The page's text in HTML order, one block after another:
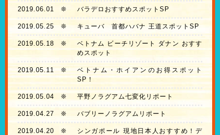
2019.06.01 ❊ バラデロおすすめスポットSP
2019.05.25 ❊ キューバ 首都ハバナ 王道スポットSP
2019.05.18 ❊
ベトナム ビーチリゾート ダナン おすす
めスポット
2019.05.11 ❊
ベトナム・ホイアンのお得スポット
SP！
2019.05.04 ❊ 平野ノラグアム七変化リポート
2019.04.27 ❊ バブリーノラグアムリポート
2019.04.20 ❊
シンガポール 現地日本人おすすめ！デ